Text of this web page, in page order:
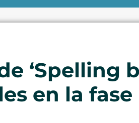
‘Spelling
en la